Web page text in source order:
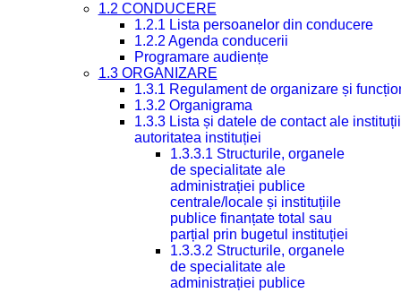
1.2 CONDUCERE
1.2.1 Lista persoanelor din conducere
1.2.2 Agenda conducerii
Programare audiențe
1.3 ORGANIZARE
1.3.1 Regulament de organizare și
1.3.2 Organigrama
1.3.3 Lista și datele de contact ale
autoritatea instituției
1.3.3.1 Structurile, organele
de specialitate ale
administrației publice
centrale/locale și instituțiile
publice finanțate total sau
parțial prin bugetul instituției
1.3.3.2 Structurile, organele
de specialitate ale
administrației publice